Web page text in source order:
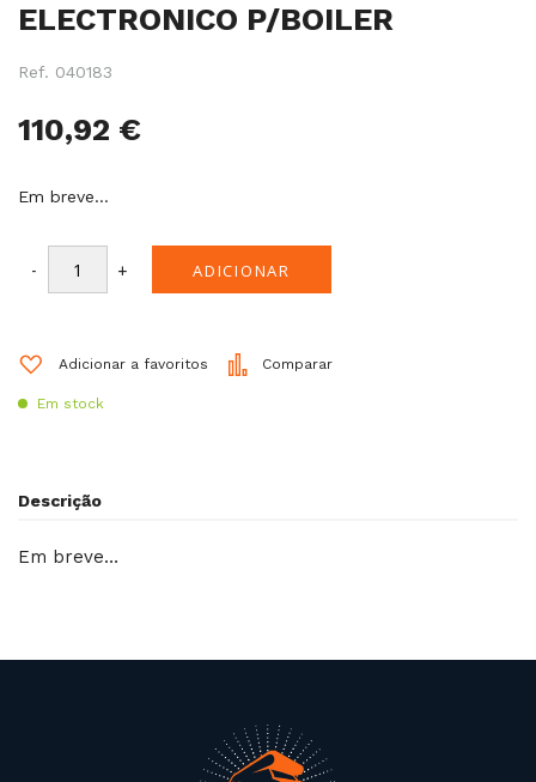
ELECTRONICO P/BOILER
Ref. 040183
110,92 €
Em breve…
- + ADICIONAR
Adicionar a favoritos Comparar
Em stock
para
início
de
Descrição
Em breve…